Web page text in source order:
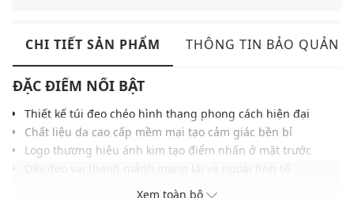
CHI TIẾT SẢN PHẨM THÔNG TIN BẢO QUẢN
ĐẶC ĐIỂM NỔI BẬT
Thiết kế túi đeo chéo hình thang phong cách hiện đại
Chất liệu da cao cấp mềm mại tạo cảm giác bền bỉ
Logo thương hiệu ánh kim tạo điểm nhấn ở mặt trước
Khóa kéo chắc chắn giúp bảo quản đồ dùng an toàn
Xem toàn bộ